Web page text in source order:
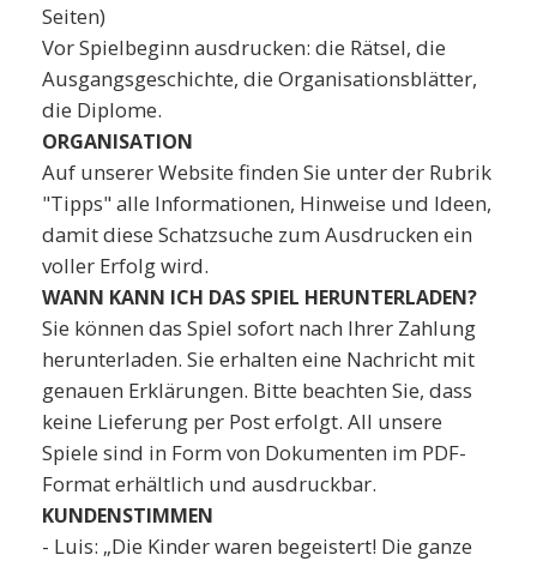
Seiten)
Vor Spielbeginn ausdrucken: die Rätsel, die
Ausgangsgeschichte, die Organisationsblätter,
die Diplome.
ORGANISATION
Auf unserer Website finden Sie unter der Rubrik
"Tipps" alle Informationen, Hinweise und Ideen,
damit diese Schatzsuche zum Ausdrucken ein
voller Erfolg wird.
WANN KANN ICH DAS SPIEL HERUNTERLADEN?
Sie können das Spiel sofort nach Ihrer Zahlung
herunterladen. Sie erhalten eine Nachricht mit
genauen Erklärungen. Bitte beachten Sie, dass
keine Lieferung per Post erfolgt. All unsere
Spiele sind in Form von Dokumenten im PDF-
Format erhältlich und ausdruckbar.
KUNDENSTIMMEN
- Luis: „Die Kinder waren begeistert! Die ganze